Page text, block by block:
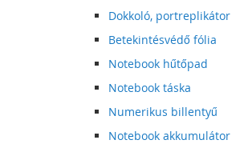
Dokkoló, portreplikátor
Betekintésvédő fólia
Notebook hűtőpad
Notebook táska
Numerikus billentyű
Notebook akkumulátor